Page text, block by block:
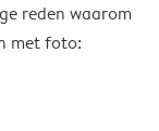
reden waarom
met foto: